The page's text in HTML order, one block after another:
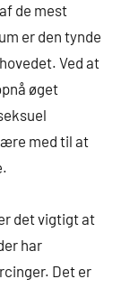
de mest
er den tynde
Ved at
øget
med til at
det vigtigt at
har
Det er